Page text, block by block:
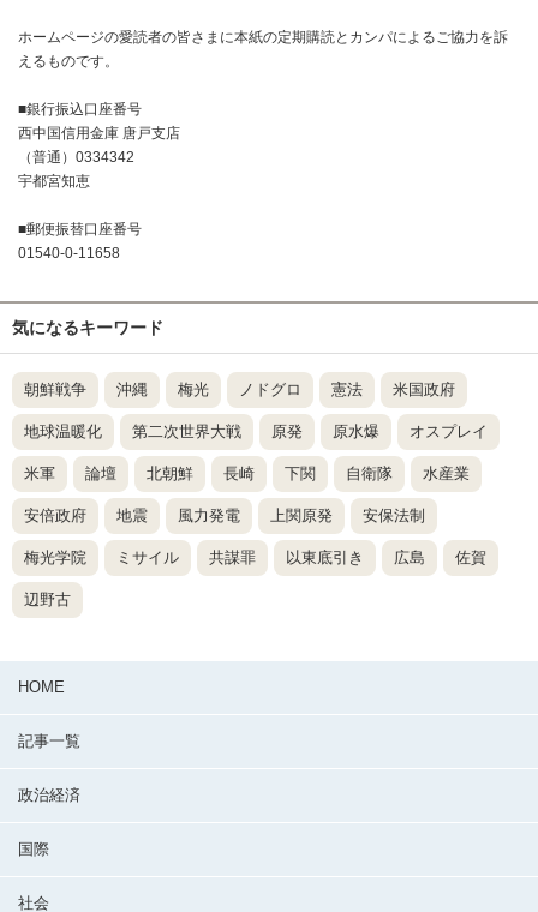
ホームページの愛読者の皆さまに本紙の定期購読とカンパによるご協力を訴
えるものです。
■銀行振込口座番号
西中国信用金庫 唐戸支店
（普通）0334342
宇都宮知恵
■郵便振替口座番号
01540-0-11658
気になるキーワード
朝鮮戦争 沖縄 梅光 ノドグロ 憲法 米国政府
地球温暖化 第二次世界大戦 原発 原水爆 オスプレイ
米軍 論壇 北朝鮮 長崎 下関 自衛隊 水産業
安倍政府 地震 風力発電 上関原発 安保法制
梅光学院 ミサイル 共謀罪 以東底引き 広島 佐賀
辺野古
HOME
記事一覧
政治経済
国際
社会